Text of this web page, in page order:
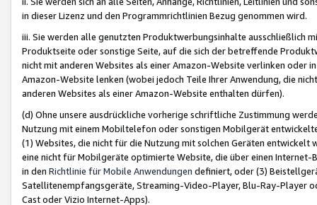
in dieser Lizenz und den Programmrichtlinien Bezug genommen wird.
iii. Sie werden alle genutzten Produktwerbungsinhalte ausschließlich
Produktseite oder sonstige Seite, auf die sich der betreffende
nicht mit anderen Websites als einer Amazon-Website verlinken oder
Amazon-Website lenken (wobei jedoch Teile Ihrer Anwendung, die
anderen Websites als einer Amazon-Website enthalten dürfen).
(d) Ohne unsere ausdrückliche vorherige schriftliche Zustimmung
Nutzung mit einem Mobiltelefon oder sonstigen Mobilgerät
(1) Websites, die nicht für die Nutzung mit solchen Geräten
eine nicht für Mobilgeräte optimierte Website, die über einen
in den Richtlinie für Mobile Anwendungen definiert, oder (3)
Satellitenempfangsgeräte, Streaming-Video-Player, Blu-Ray-Player
Cast oder Vizio Internet-Apps).